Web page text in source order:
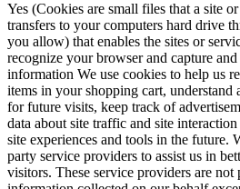
Yes (Cookies are small files that a site
transfers to your computers hard drive
you allow) that enables the sites or
recognize your browser and capture
information We use cookies to help us
items in your shopping cart, understand
for future visits, keep track of
data about site traffic and site
site experiences and tools in the future.
party service providers to assist us in
visitors. These service providers are not